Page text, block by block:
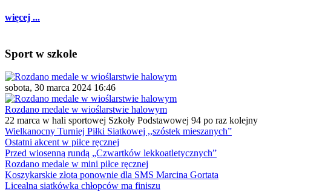
więcej ...
Sport w szkole
sobota, 30 marca 2024 16:46
Rozdano medale w wioślarstwie halowym
22 marca w hali sportowej Szkoły Podstawowej 94 po raz kolejny
Wielkanocny Turniej Piłki Siatkowej ,,szóstek mieszanych”
Ostatni akcent w piłce ręcznej
Przed wiosenną rundą „Czwartków lekkoatletycznych”
Rozdano medale w mini piłce ręcznej
Koszykarskie złota ponownie dla SMS Marcina Gortata
Licealna siatkówka chłopców ma finiszu